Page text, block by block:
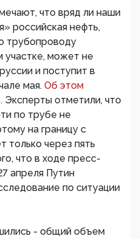
что вряд ли наши
российская нефть,
трубопроводу
участке, может не
и поступит в
мая. Об этом
Эксперты отметили, что
по трубе не
на границу с
только через пять
что в ходе пресс-
апреля Путин
по ситуации
- общий объем